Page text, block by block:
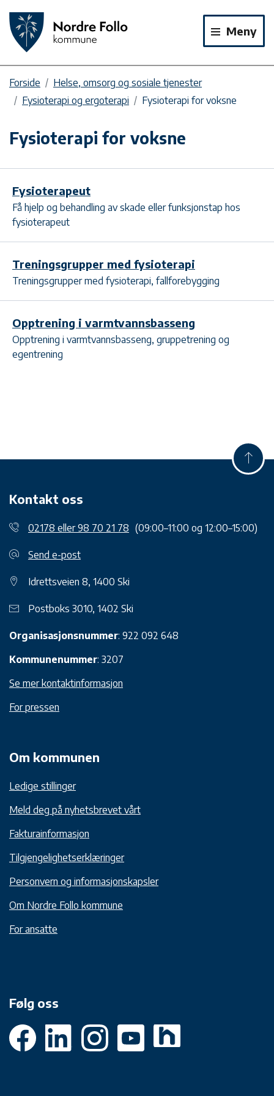
Meny
Forside
Helse, omsorg og sosiale tjenester
Fysioterapi og ergoterapi
Fysioterapi for voksne
Fysioterapi for voksne
Fysioterapeut
Få hjelp og behandling av skade eller funksjonstap hos
fysioterapeut
Treningsgrupper med fysioterapi
Treningsgrupper med fysioterapi, fallforebygging
Opptrening i varmtvannsbasseng
Opptrening i varmtvannsbasseng, gruppetrening og
egentrening
Kontakt oss
02178 eller 98 70 21 78 (09:00–11:00 og 12:00–15:00)
Send e-post
Idrettsveien 8, 1400 Ski
Postboks 3010, 1402 Ski
Organisasjonsnummer: 922 092 648
Kommunenummer: 3207
Se mer kontaktinformasjon
For pressen
Om kommunen
Ledige stillinger
Meld deg på nyhetsbrevet vårt
Fakturainformasjon
Tilgjengelighetserklæringer
Personvern og informasjonskapsler
Om Nordre Follo kommune
For ansatte
Følg oss